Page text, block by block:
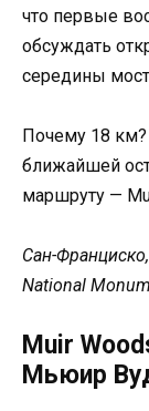
что первые
обсуждать
середины
Почему 18
ближайшей
маршруту —
Сан-Франциско
National
Muir
Мьюир